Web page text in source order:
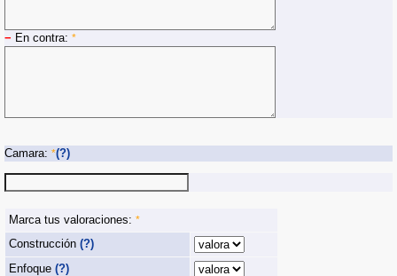
− En contra: *
Camara: *(?)
Marca tus valoraciones: *
Construcción (?)
Enfoque (?)